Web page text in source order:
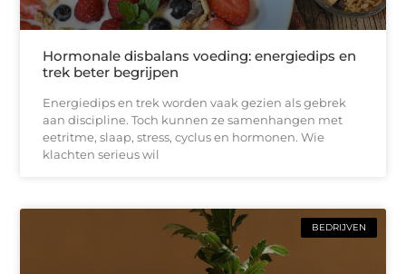
Hormonale disbalans voeding: energiedips en
trek beter begrijpen
Energiedips en trek worden vaak gezien als gebrek
aan discipline. Toch kunnen ze samenhangen met
eetritme, slaap, stress, cyclus en hormonen. Wie
klachten serieus wil
BEDRIJVEN